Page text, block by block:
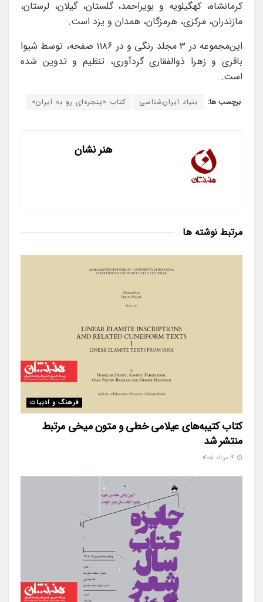
کرمانشاه، کهگیلویه و بویراحمد، گلستان، گیلان، لرستان،
مازندران، مرکزی، هرمزگان، همدان و یزد است.
این‌مجموعه در ۳ مجلد رنگی و در ۱۱۸۶ صفحه، توسط شیوا
باقری و زهرا ذوالفقاری گردآوری، تنظیم و تدوین شده
است.
برچسب ها: بنیاد ایران‌شناسی کتاب «پنجره‌ای رو به ایران»
هنر نشان
مرتبط نوشته ها
فرهنگ و ادبیات
کتاب کتیبه‌های عیلامی خطی و متون میخی مرتبط
منتشر شد